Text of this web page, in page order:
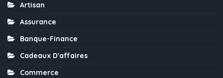
Artisan
Assurance
Banque-Finance
Cadeaux D'affaires
Commerce